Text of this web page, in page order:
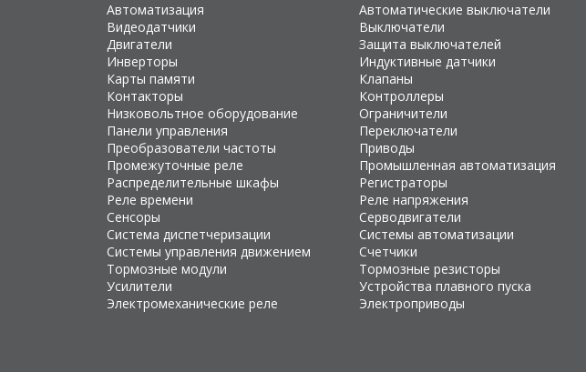
Автоматизация Автоматические выключатели
Видеодатчики
Выключатели
Двигатели
Защита выключателей
Инверторы
Индуктивные датчики
Карты памяти
Клапаны
Контакторы
Контроллеры
Низковольтное оборудование
Ограничители
Панели управления
Переключатели
Преобразователи частоты
Приводы
Промежуточные реле
Промышленная автоматизация
Распределительные шкафы
Регистраторы
Реле времени
Реле напряжения
Сенсоры
Серводвигатели
Система диспетчеризации
Системы автоматизации
Системы управления движением
Счетчики
Тормозные модули
Тормозные резисторы
Усилители
Устройства плавного пуска
Электромеханические реле
Электроприводы